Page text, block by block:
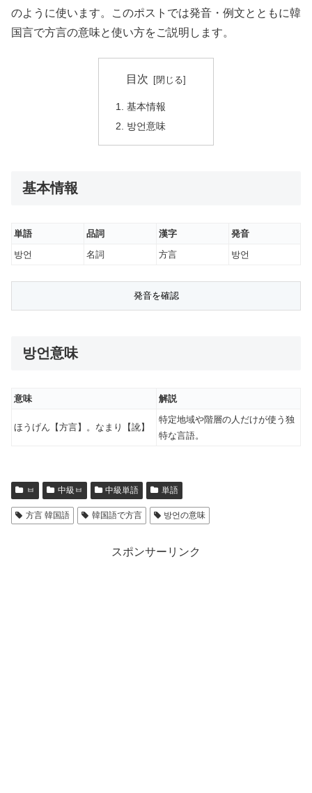
のように使います。このポストでは発音・例文とともに韓
国言で方言の意味と使い方をご説明します。
目次
基本情報
방언意味
基本情報
単語 品詞 漢字
発音
방언
名詞 方言 방언
방언意味
意味 解説
ほうげん【方言】。なまり【訛】
特定地域や階層の人だけが使う独
特な言語。
ㅂ 中級ㅂ 中級単語 単語
方言 韓国語 韓国語で方言 방언の意味
スポンサーリンク